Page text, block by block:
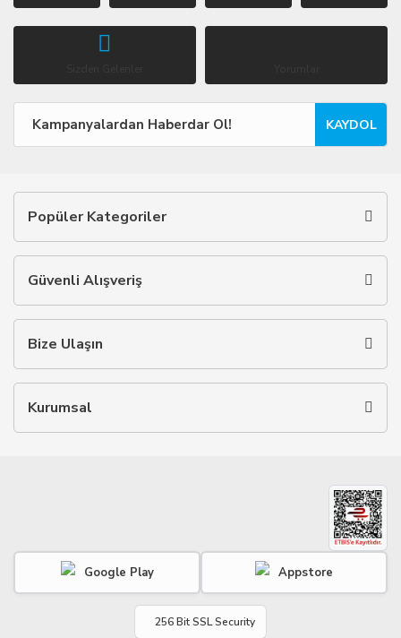
KAYDOL
Popüler Kategoriler
Güvenli Alışveriş
Bize Ulaşın
Kurumsal
Google Play Appstore
256 Bit SSL Security